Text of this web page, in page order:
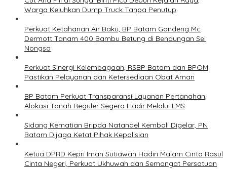
Warga Keluhkan Dump Truck Tanpa Penutup
Perkuat Ketahanan Air Baku, BP Batam Gandeng Mc
Dermott Tanam 400 Bambu Betung di Bendungan Sei
Nongsa
Perkuat Sinergi Kelembagaan, RSBP Batam dan BPOM
Pastikan Pelayanan dan Ketersediaan Obat Aman
BP Batam Perkuat Transparansi Layanan Pertanahan,
Alokasi Tanah Reguler Segera Hadir Melalui LMS
Sidang Kematian Bripda Natanael Kembali Digelar, PN
Batam Dijaga Ketat Pihak Kepolisian
Ketua DPRD Kepri Iman Sutiawan Hadiri Malam Cinta Rasul
Cinta Negeri, Perkuat Ukhuwah dan Semangat Persatuan